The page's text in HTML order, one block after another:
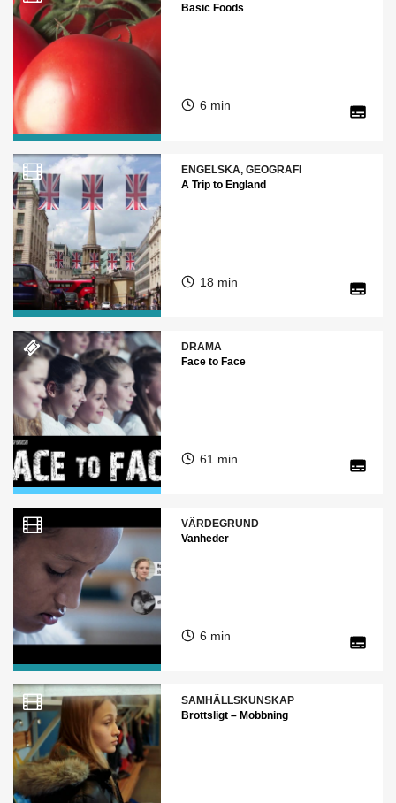
Basic Foods
6 min
ENGELSKA, GEOGRAFI
A Trip to England
18 min
DRAMA
Face to Face
61 min
VÄRDEGRUND
Vanheder
6 min
SAMHÄLLSKUNSKAP
Brottsligt – Mobbning